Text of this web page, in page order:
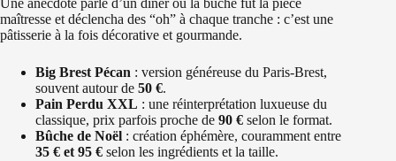
Une anecdote parle d’un dîner où la bûche fut la pièce
maîtresse et déclencha des “oh” à chaque tranche : c’est une
pâtisserie à la fois décorative et gourmande.
Big Brest Pécan : version généreuse du Paris-Brest,
souvent autour de 50 €.
Pain Perdu XXL : une réinterprétation luxueuse du
classique, prix parfois proche de 90 € selon le format.
Bûche de Noël : création éphémère, couramment entre
35 € et 95 € selon les ingrédients et la taille.